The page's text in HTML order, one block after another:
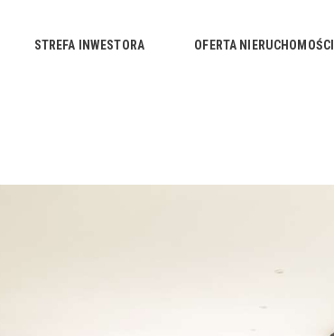
STREFA INWESTORA OFERTA NIERUCHOMOŚCI
STREFA INWESTORA
KONTAKT